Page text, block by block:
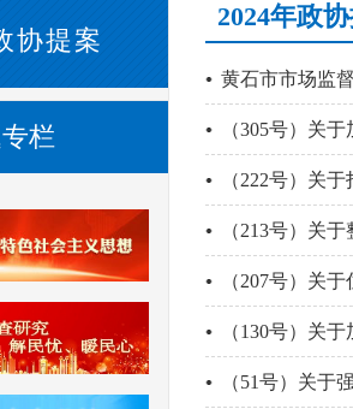
协提案
栏
2024年政
黄石市市场监
（305号）关
（222号）关
（213号）关
（207号）关
（130号）关
（51号）关于